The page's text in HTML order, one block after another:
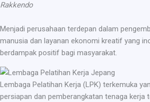
Rakkendo
Menjadi perusahaan terdepan dalam
manusia dan layanan ekonomi kreatif yang
berdampak positif bagi masyarakat.
Lembaga Pelatihan Kerja (LPK) terkemuka
persiapan dan pemberangkatan tenaga kerja